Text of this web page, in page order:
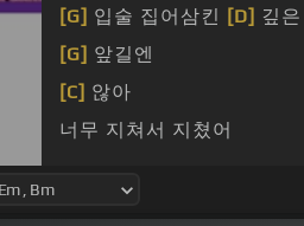
[G] 입술 집어삼킨 [D] 깊
[G] 앞길엔
[C] 않아
너무 지쳐서 지쳤어